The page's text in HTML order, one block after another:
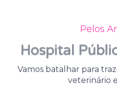
Pelos
Hospital
Vamos batalhar para
veterinário